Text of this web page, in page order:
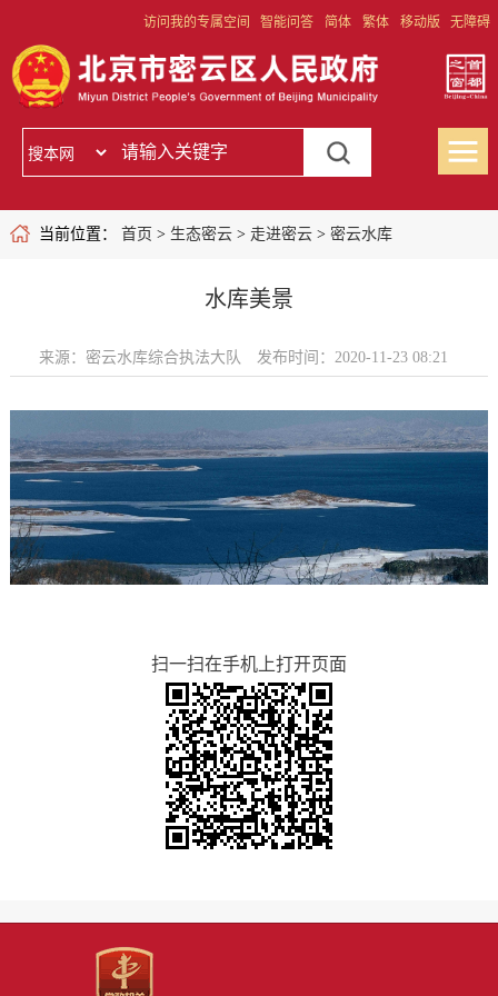
访问我的专属空间 智能问答 简体 繁体 移动版 无障碍
当前位置： 首页 > 生态密云> 走进密云> 密云水库
水库美景
来源：密云水库综合执法大队 发布时间：2020-11-23 08:21
扫一扫在手机上打开页面